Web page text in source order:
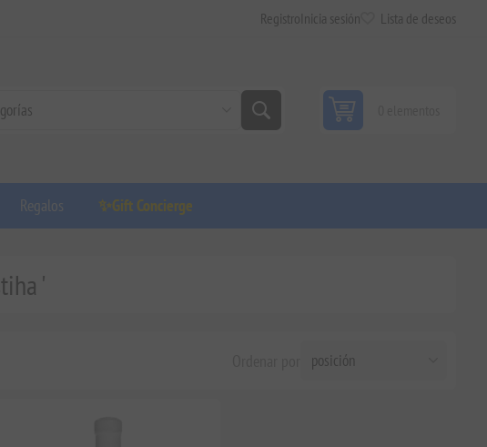
Registro Inicia sesión Lista de deseos
Regalos ✨Gift Concierge
'